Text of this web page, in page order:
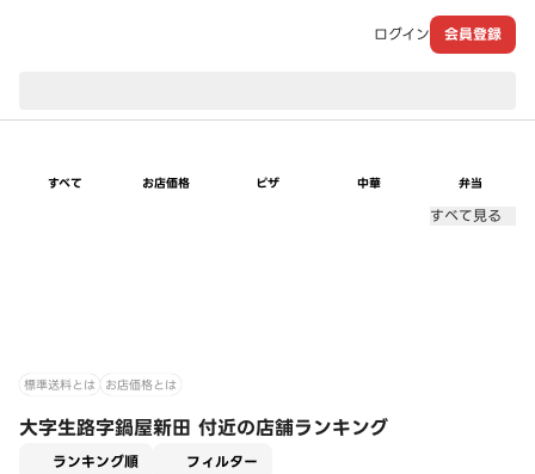
ログイン 会員登録
すべて お店価格 ピザ 中華 弁当
すべて見る
標準送料とは お店価格とは
大字生路字鍋屋新田 付近の店舗ランキング
ランキング順 フィルター